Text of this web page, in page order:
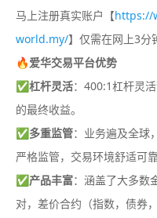
马上注册真实账户【https://
world.my/】仅需在网上3分
🔥爱华交易平台优势
✅杠杆灵活：400:1杠杆灵
的最终收益。
✅多重监管：业务遍及全球
严格监管，交易环境舒适可靠
✅产品丰富：涵盖了大多数
对，差价合约（指数，债券